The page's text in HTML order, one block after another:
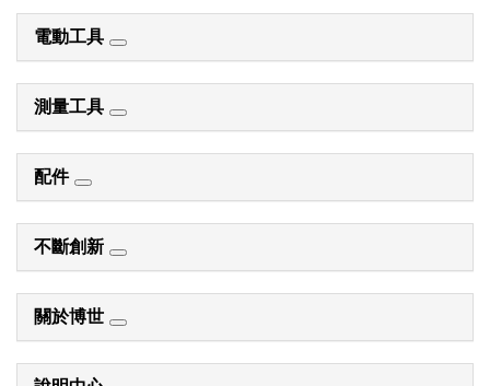
電動工具
測量工具
配件
不斷創新
關於博世